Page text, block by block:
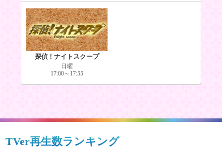
探偵！ナイトスクープ
日曜
17:00～17:55
TVer再生数ランキング